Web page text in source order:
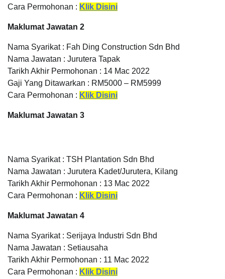
Cara Permohonan : Klik Disini
Maklumat Jawatan 2
Nama Syarikat : Fah Ding Construction Sdn Bhd
Nama Jawatan : Jurutera Tapak
Tarikh Akhir Permohonan : 14 Mac 2022
Gaji Yang Ditawarkan : RM5000 – RM5999
Cara Permohonan : Klik Disini
Maklumat Jawatan 3
Nama Syarikat : TSH Plantation Sdn Bhd
Nama Jawatan : Jurutera Kadet/Jurutera, Kilang
Tarikh Akhir Permohonan : 13 Mac 2022
Cara Permohonan : Klik Disini
Maklumat Jawatan 4
Nama Syarikat : Serijaya Industri Sdn Bhd
Nama Jawatan : Setiausaha
Tarikh Akhir Permohonan : 11 Mac 2022
Cara Permohonan : Klik Disini